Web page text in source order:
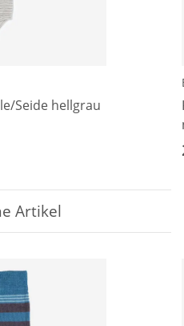
Seide hellgrau
Artikel